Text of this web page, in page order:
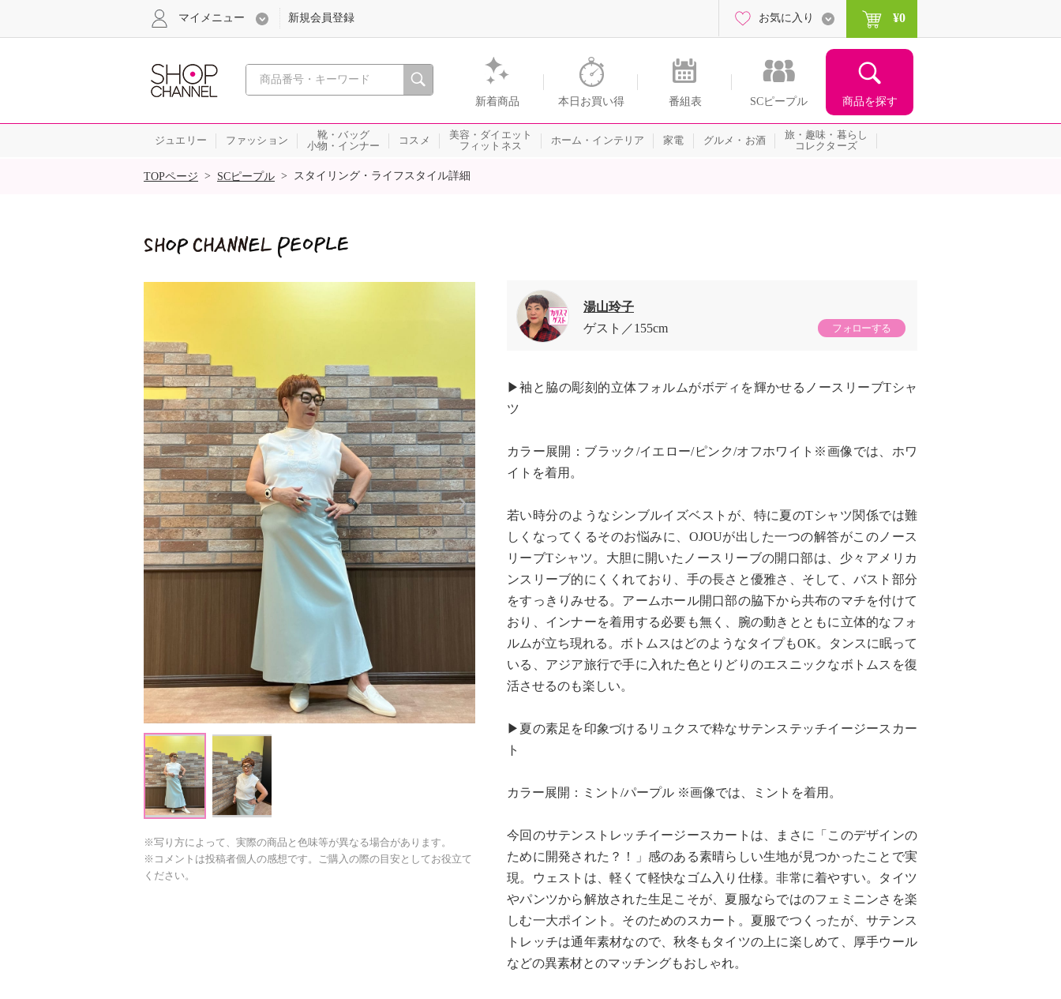
心おどる、瞬間を。通販・テレビショッピングのショップチャンネル
新着商品 本日お買い得 番組表 SCピープル 商品を探す
マイメニュー 新規会員登録 お気に入り ¥0
ジュエリー ファッション
靴・バッグ
小物・インナー
コスメ
美容・ダイエット
フィットネス
ホーム・インテリア 家電 グルメ・お酒
旅・趣味・暮らし
コレクターズ
SALE
TOPページ > SCピープル > スタイリング・ライフスタイル詳細
Next
※写り方によって、実際の商品と色味等が異なる場合があります。
※コメントは投稿者個人の感想です。ご購入の際の目安としてお役立て
ください。
湯山玲子
ゲスト
155cm フォローする
▶袖と脇の彫刻的立体フォルムがボディを輝かせるノースリーブTシャ
ツ
カラー展開：ブラック/イエロー/ピンク/オフホワイト※画像では、ホワ
イトを着用。
若い時分のようなシンブルイズベストが、特に夏のTシャツ関係では難
しくなってくるそのお悩みに、OJOUが出した一つの解答がこのノース
リーブTシャツ。大胆に開いたノースリーブの開口部は、少々アメリカ
ンスリーブ的にくくれており、手の長さと優雅さ、そして、バスト部分
をすっきりみせる。アームホール開口部の脇下から共布のマチを付けて
おり、インナーを着用する必要も無く、腕の動きとともに立体的なフォ
ルムが立ち現れる。ボトムスはどのようなタイプもOK。タンスに眠って
いる、アジア旅行で手に入れた色とりどりのエスニックなボトムスを復
活させるのも楽しい。
▶夏の素足を印象づけるリュクスで粋なサテンステッチイージースカー
ト
カラー展開：ミント/パープル ※画像では、ミントを着用。
今回のサテンストレッチイージースカートは、まさに「このデザインの
ために開発された？！」感のある素晴らしい生地が見つかったことで実
現。ウェストは、軽くて軽快なゴム入り仕様。非常に着やすい。タイツ
やパンツから解放された生足こそが、夏服ならではのフェミニンさを楽
しむ一大ポイント。そのためのスカート。夏服でつくったが、サテンス
トレッチは通年素材なので、秋冬もタイツの上に楽しめて、厚手ウール
などの異素材とのマッチングもおしゃれ。